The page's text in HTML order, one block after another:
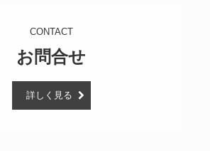
CONTACT
お問合せ
詳しく見る